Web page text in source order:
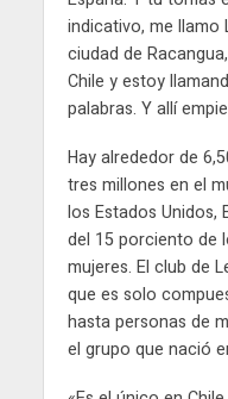
indicativo, me llamo
ciudad de
Chile y estoy
palabras. Y allí
Hay alrededor de
tres millones en el
los Estados Unidos,
del 15 porciento de
mujeres. El club de
que es solo
hasta personas de
el grupo que nació